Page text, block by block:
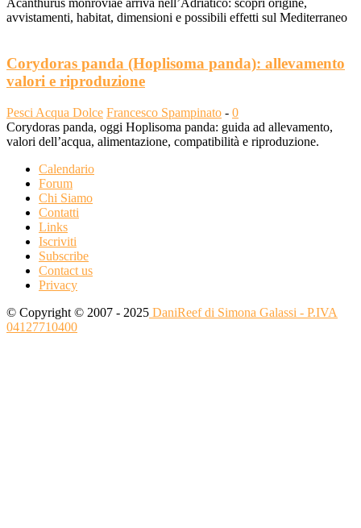
Acanthurus monroviae arriva nell’Adriatico: scopri origine,
avvistamenti, habitat, dimensioni e possibili effetti sul Mediterraneo
Corydoras panda (Hoplisoma panda): allevamento
valori e riproduzione
Pesci Acqua Dolce Francesco Spampinato - 0
Corydoras panda, oggi Hoplisoma panda: guida ad allevamento,
valori dell’acqua, alimentazione, compatibilità e riproduzione.
Calendario
Forum
Chi Siamo
Contatti
Links
Iscriviti
Subscribe
Contact us
Privacy
© Copyright © 2007 - 2025 DaniReef di Simona Galassi - P.IVA
04127710400